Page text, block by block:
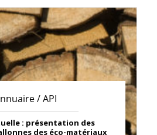
/ API
: présentation des
des éco-matériaux